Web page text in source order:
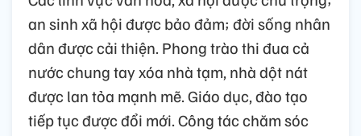
an sinh xã hội được bảo đảm; đời sống nhân
dân được cải thiện. Phong trào thi đua cả
nước chung tay xóa nhà tạm, nhà dột nát
được lan tỏa mạnh mẽ. Giáo dục, đào tạo
tiếp tục được đổi mới. Công tác chăm sóc